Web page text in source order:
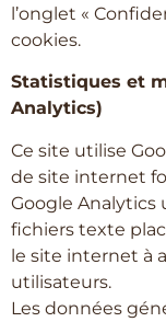
l’onglet «
cookies.
Statistiques et
Analytics)
Ce site utilise
de site internet
Google Analytics
fichiers texte
le site internet à
utilisateurs.
Les données